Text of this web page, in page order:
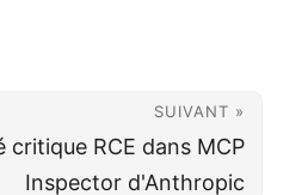
SUIVANT »
critique RCE dans MCP
Inspector d'Anthropic